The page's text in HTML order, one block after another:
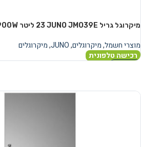
מיקרוגל גריל JUNO JMO39E ‏23 ‏ליטר 900W
מוצרי חשמל,מיקרוגלים,
JUNO
,מיקרוגלים
רכישה טלפונית